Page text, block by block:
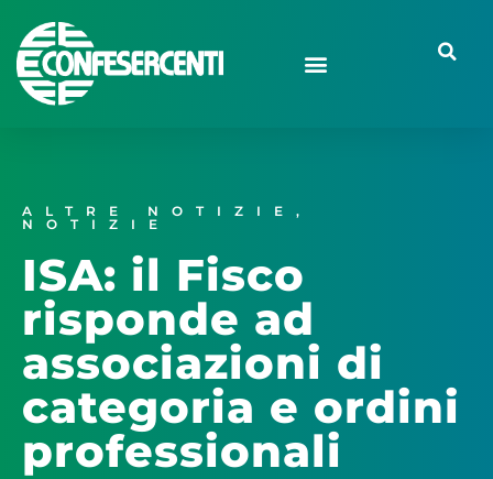
ALTRE NOTIZIE ,
NOTIZIE
ISA: il Fisco
risponde ad
associazioni di
categoria e ordini
professionali